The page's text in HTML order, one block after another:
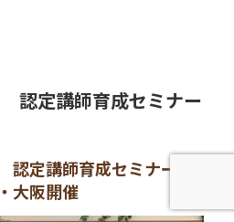
認定講師育成セミナー
定講師育成セミナー 福
大阪開催